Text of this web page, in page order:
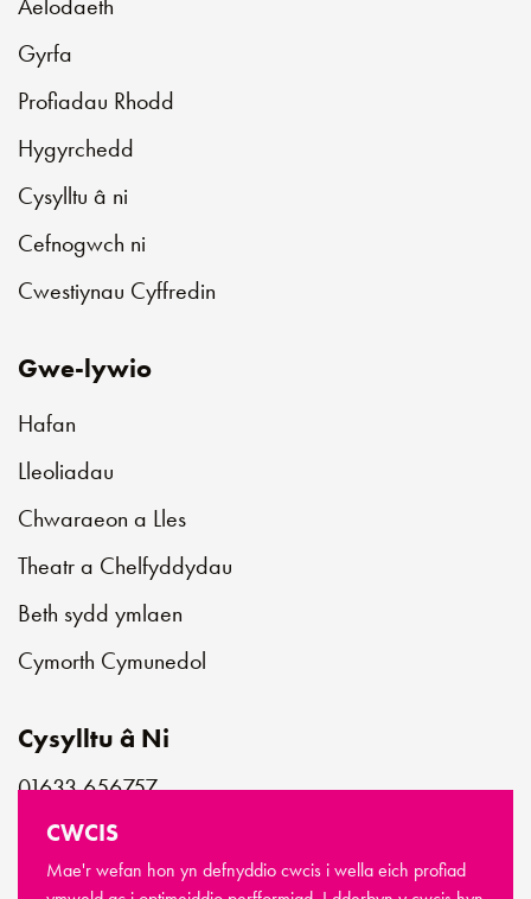
Gyrfa
Profiadau Rhodd
Hygyrchedd
Cysylltu â ni
Cefnogwch ni
Cwestiynau Cyffredin
Gwe-lywio
Hafan
Lleoliadau
Chwaraeon a Lles
Theatr a Chelfyddydau
Beth sydd ymlaen
Cymorth Cymunedol
Cysylltu â Ni
01633 656757
customerservice@newportlive.co.uk
CWCIS
Mae'r wefan hon yn defnyddio cwcis i wella eich profiad